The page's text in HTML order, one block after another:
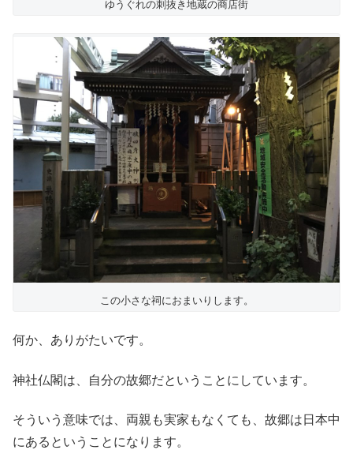
ゆうぐれの刺抜き地蔵の商店街
この小さな祠におまいりします。
何か、ありがたいです。
神社仏閣は、自分の故郷だということにしています。
そういう意味では、両親も実家もなくても、故郷は日本中
にあるということになります。